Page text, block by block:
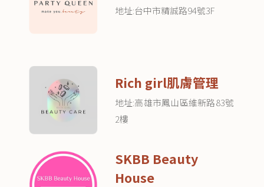
地址:台中市精誠路94號3F
Rich girl肌膚管理
地址:高雄市鳳山區維新路83號
2樓
SKBB Beauty
House